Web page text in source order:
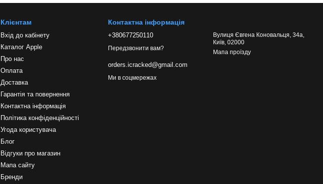
Клієнтам
Вхід до кабінету
Каталог Apple
Про нас
Оплата
Доставка
Гарантія та повернення
Контактна інформація
Політика конфіденційності
Угода користувача
Блог
Відгуки про магазин
Мапа сайту
Бренди
Контактна інформація
+380677250110
Передзвонити вам?
orders.icracked@gmail.com
Вулиця Євгена Коновальця, 34а,
Київ, 02000
Мапа проїзду
Ми в соцмережах